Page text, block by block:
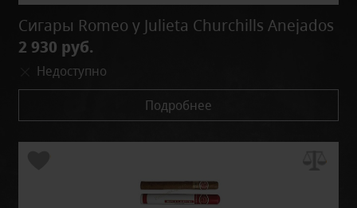
Сигары Romeo y Julieta Churchills Anejados
2 930 руб.
Недоступно
Подробнее